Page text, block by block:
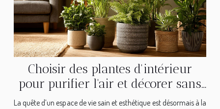
Choisir des plantes d'intérieur
pour purifier l'air et décorer sans
effort
La quête d’un espace de vie sain et esthétique est désormais à la